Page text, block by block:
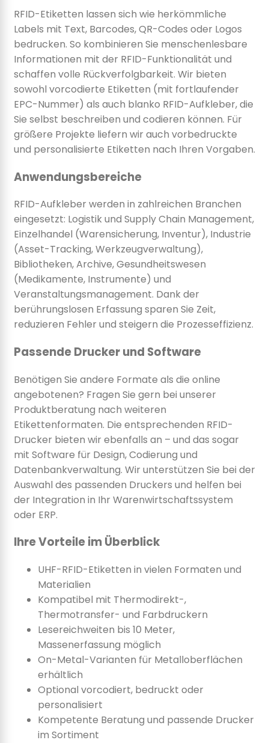
RFID-Etiketten lassen sich wie herkömmliche
Labels mit Text, Barcodes, QR-Codes oder Logos
bedrucken. So kombinieren Sie menschenlesbare
Informationen mit der RFID-Funktionalität und
schaffen volle Rückverfolgbarkeit. Wir bieten
sowohl vorcodierte Etiketten (mit fortlaufender
EPC-Nummer) als auch blanko RFID-Aufkleber, die
Sie selbst beschreiben und codieren können. Für
größere Projekte liefern wir auch vorbedruckte
und personalisierte Etiketten nach Ihren Vorgaben.
Anwendungsbereiche
RFID-Aufkleber werden in zahlreichen Branchen
eingesetzt: Logistik und Supply Chain Management,
Einzelhandel (Warensicherung, Inventur), Industrie
(Asset-Tracking, Werkzeugverwaltung),
Bibliotheken, Archive, Gesundheitswesen
(Medikamente, Instrumente) und
Veranstaltungsmanagement. Dank der
berührungslosen Erfassung sparen Sie Zeit,
reduzieren Fehler und steigern die Prozesseffizienz.
Passende Drucker und Software
Benötigen Sie andere Formate als die online
angebotenen? Fragen Sie gern bei unserer
Produktberatung nach weiteren
Etikettenformaten. Die entsprechenden RFID-
Drucker bieten wir ebenfalls an – und das sogar
mit Software für Design, Codierung und
Datenbankverwaltung. Wir unterstützen Sie bei der
Auswahl des passenden Druckers und helfen bei
der Integration in Ihr Warenwirtschaftssystem
oder ERP.
Ihre Vorteile im Überblick
UHF-RFID-Etiketten in vielen Formaten und
Materialien
Kompatibel mit Thermodirekt-,
Thermotransfer- und Farbdruckern
Lesereichweiten bis 10 Meter,
Massenerfassung möglich
On-Metal-Varianten für Metalloberflächen
erhältlich
Optional vorcodiert, bedruckt oder
personalisiert
Kompetente Beratung und passende Drucker
im Sortiment